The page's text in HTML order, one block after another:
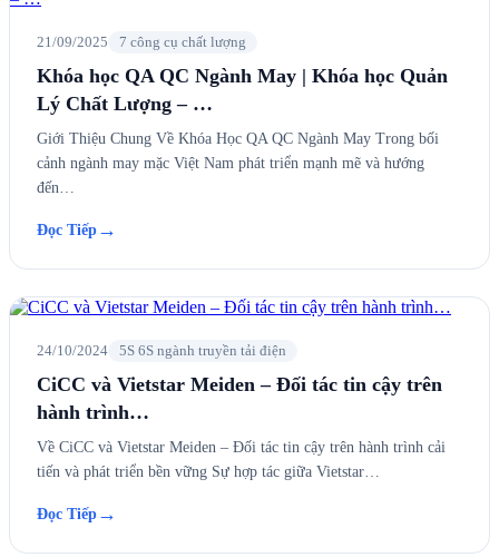
21/09/2025 7 công cụ chất lượng
Khóa học QA QC Ngành May | Khóa học Quản
Lý Chất Lượng – …
Giới Thiệu Chung Về Khóa Học QA QC Ngành May Trong bối
cảnh ngành may mặc Việt Nam phát triển mạnh mẽ và hướng
đến…
Đọc Tiếp →
24/10/2024 5S 6S ngành truyền tải điện
CiCC và Vietstar Meiden – Đối tác tin cậy trên
hành trình…
Về CiCC và Vietstar Meiden – Đối tác tin cậy trên hành trình cải
tiến và phát triển bền vững Sự hợp tác giữa Vietstar…
Đọc Tiếp →